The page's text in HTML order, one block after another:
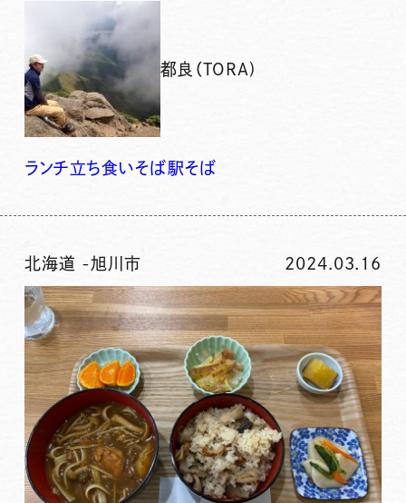
都良（TORA)
ランチ立ち食いそば駅そば
北海道 -旭川市 2024.03.16